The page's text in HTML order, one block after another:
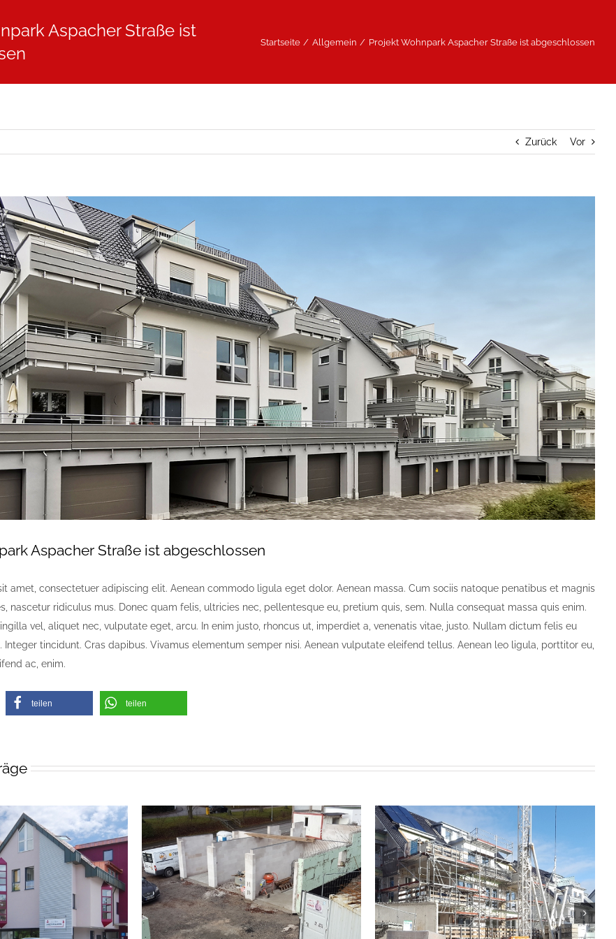
Aspacher Straße ist
Startseite Allgemein Projekt Wohnpark Aspacher Straße ist abgeschlossen
Zurück Vor
Aspacher Straße ist abgeschlossen
amet, consectetuer adipiscing elit. Aenean commodo ligula eget dolor. Aenean massa. Cum sociis natoque penatibus et magnis
nascetur ridiculus mus. Donec quam felis, ultricies nec, pellentesque eu, pretium quis, sem. Nulla consequat massa quis enim.
vel, aliquet nec, vulputate eget, arcu. In enim justo, rhoncus ut, imperdiet a, venenatis vitae, justo. Nullam dictum felis eu
tincidunt. Cras dapibus. Vivamus elementum semper nisi. Aenean vulputate eleifend tellus. Aenean leo ligula, porttitor eu,
ac, enim.
teilen teilen